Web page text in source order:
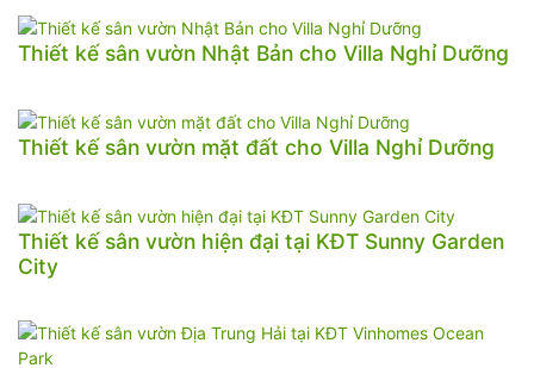
Thiết kế sân vườn Nhật Bản cho Villa Nghỉ Dưỡng
Thiết kế sân vườn mặt đất cho Villa Nghỉ Dưỡng
Thiết kế sân vườn hiện đại tại KĐT Sunny Garden
City